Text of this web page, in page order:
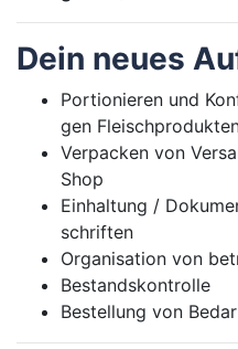
Dein neu­es
Por­tio­nie­ren und
gen
Ver­pa­cken von
Shop
Ein­hal­tung /
schrif­ten
Or­ga­ni­sa­ti­on von
Be­stands­kon­trol­le
Be­stel­lung von